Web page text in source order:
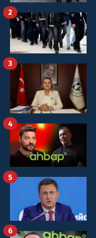
2
3
4
5
6